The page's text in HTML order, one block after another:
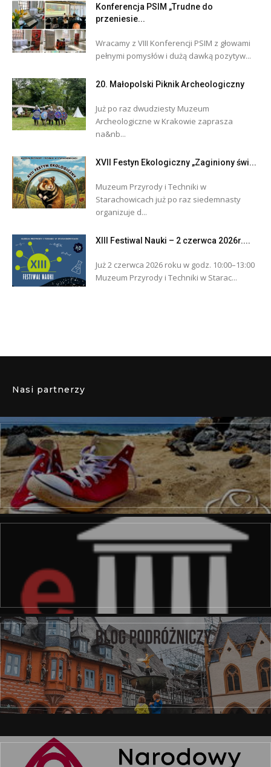
Konferencja PSIM „Trudne do
przeniesie...
Wracamy z VIII Konferencji PSIM z głowami
pełnymi pomysłów i dużą dawką pozytyw...
20. Małopolski Piknik Archeologiczny
Już po raz dwudziesty Muzeum
Archeologiczne w Krakowie zaprasza
na&nb...
XVII Festyn Ekologiczny „Zaginiony świ...
Muzeum Przyrody i Techniki w
Starachowicach już po raz siedemnasty
organizuje d...
XIII Festiwal Nauki – 2 czerwca 2026r....
Już 2 czerwca 2026 roku w godz. 10:00–13:00
Muzeum Przyrody i Techniki w Starac...
Nasi partnerzy